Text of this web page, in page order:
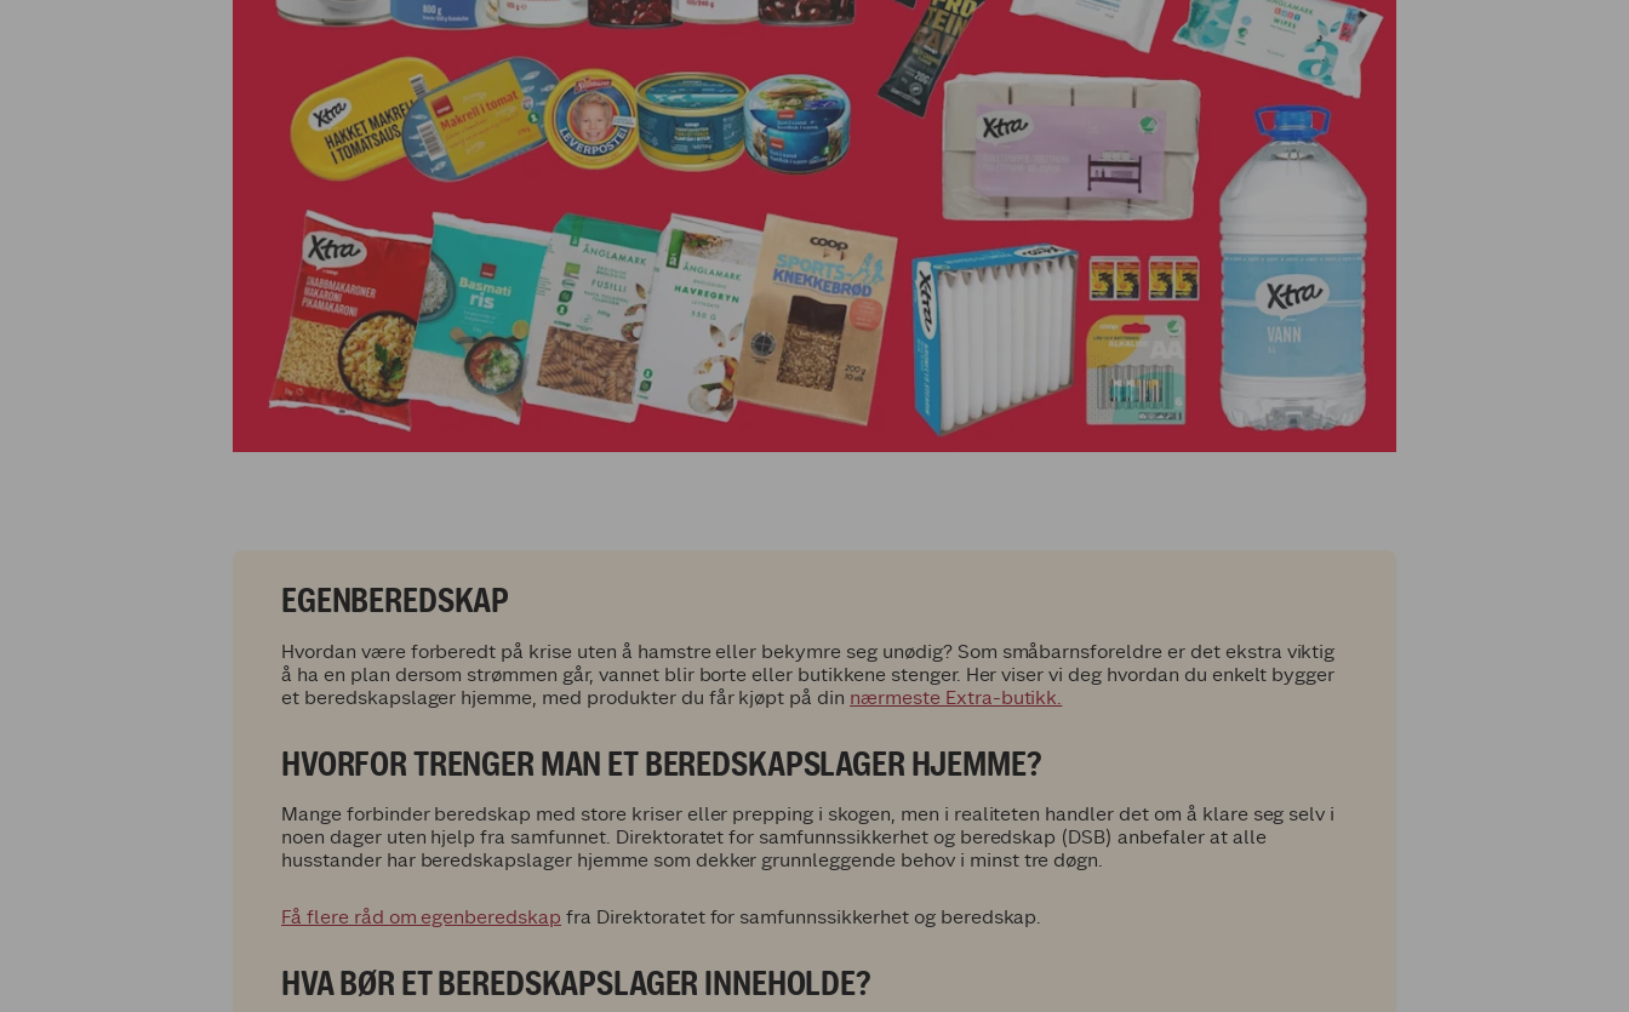
EGENBEREDSKAP
Hvordan være forberedt på krise uten å hamstre eller bekymre seg unødig? Som småbarnsforeldre er det ekstra viktig
å ha en plan dersom strømmen går, vannet blir borte eller butikkene stenger. Her viser vi deg hvordan du enkelt bygger
et beredskapslager hjemme, med produkter du får kjøpt på din nærmeste Extra-butikk.
HVORFOR TRENGER MAN ET BEREDSKAPSLAGER HJEMME?
Mange forbinder beredskap med store kriser eller prepping i skogen, men i realiteten handler det om å klare seg selv i
noen dager uten hjelp fra samfunnet. Direktoratet for samfunnssikkerhet og beredskap (DSB) anbefaler at alle
husstander har beredskapslager hjemme som dekker grunnleggende behov i minst tre døgn.
Få flere råd om egenberedskap fra Direktoratet for samfunnssikkerhet og beredskap.
HVA BØR ET BEREDSKAPSLAGER INNEHOLDE?